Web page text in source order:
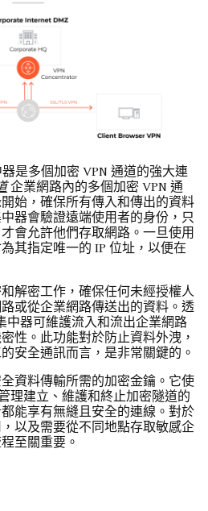
是多個加密 VPN 通道的強大連
企業網路內的多個加密 VPN 通
始，確保所有傳入和傳出的資料
器會驗證遠端使用者的身份，只
會允許他們存取網路。一旦使用
其指定唯一的 IP 位址，以便在
解密工作，確保任何未經授權人
或從企業網路傳送出的資料。透
中器可維護流入和流出企業網路
性。此功能對於防止資料外洩，
安全通訊而言，是非常關鍵的。
資料傳輸所需的加密金鑰。它使
理建立、維護和終止加密隧道的
能享有無縫且安全的連線。對於
以及需要從不同地點存取敏感企
至關重要。